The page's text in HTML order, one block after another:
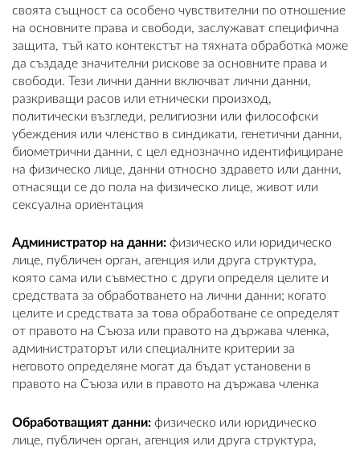
своята същност са особено чувствителни по отношение
на основните права и свободи, заслужават специфична
защита, тъй като контекстът на тяхната обработка може
да създаде значителни рискове за основните права и
свободи. Тези лични данни включват лични данни,
разкриващи расов или етнически произход,
политически възгледи, религиозни или философски
убеждения или членство в синдикати, генетични данни,
биометрични данни, с цел еднозначно идентифициране
на физическо лице, данни относно здравето или данни,
отнасящи се до пола на физическо лице, живот или
сексуална ориентация
Администратор на данни: физическо или юридическо
лице, публичен орган, агенция или друга структура,
която сама или съвместно с други определя целите и
средствата за обработването на лични данни; когато
целите и средствата за това обработване се определят
от правото на Съюза или правото на държава членка,
администраторът или специалните критерии за
неговото определяне могат да бъдат установени в
правото на Съюза или в правото на държава членка
Обработващият данни: физическо или юридическо
лице, публичен орган, агенция или друга структура,